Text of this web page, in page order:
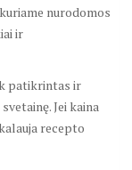
nurodomos
ir
patikrintas ir
Jei kaina
recepto